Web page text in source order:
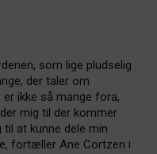
som lige pludselig
der taler om
ikke så mange fora,
mig til der kommer
at kunne dele min
fortæller Ane Cortzen i